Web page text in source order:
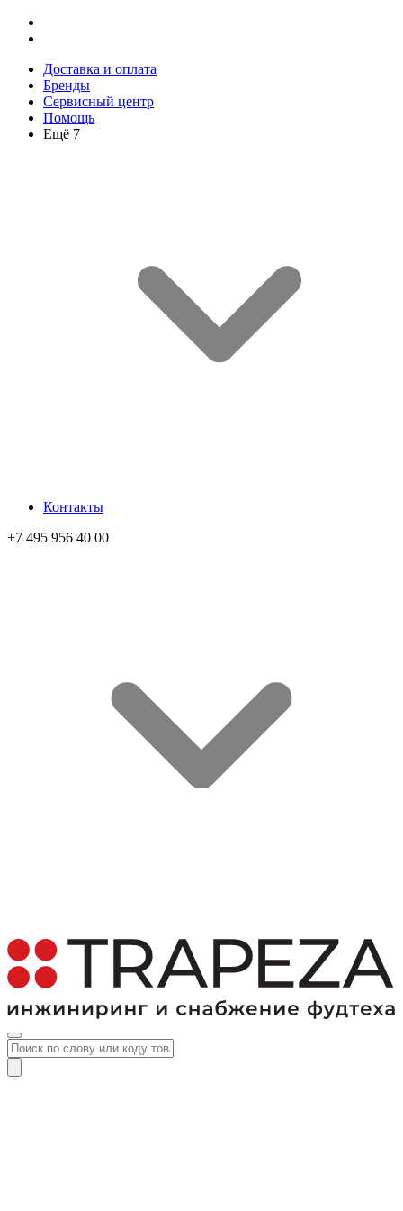
Доставка и оплата
Бренды
Сервисный центр
Помощь
Ещё 7
Контакты
+7 495 956 40 00